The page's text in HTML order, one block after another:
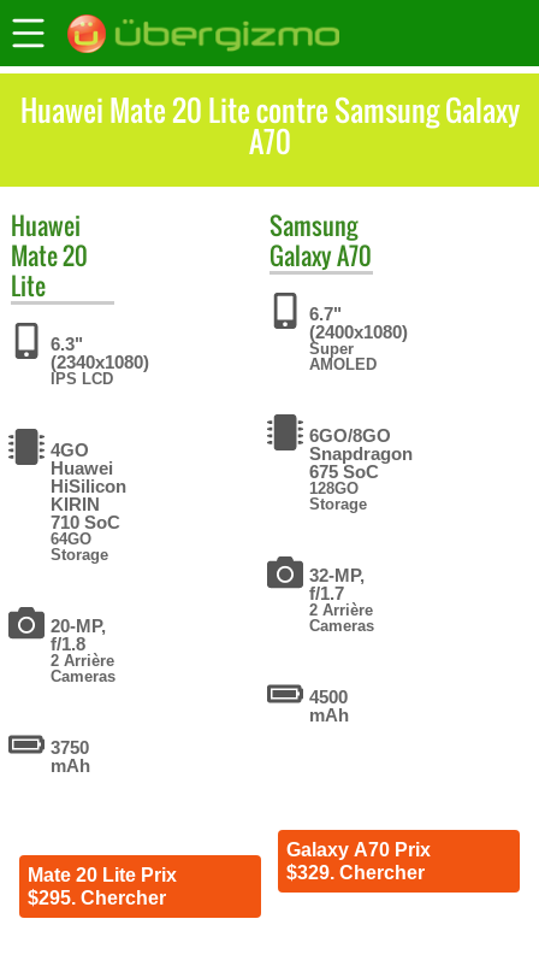
Huawei Mate 20 Lite contre Samsung Galaxy
A70
Huawei
Mate 20
Lite
6.3"
(2340x1080)
IPS LCD
4GO
Huawei
HiSilicon
KIRIN
710 SoC
64GO
Storage
20-MP,
f/1.8
2 Arrière
Cameras
3750
mAh
Mate 20 Lite Prix
$295. Chercher
Samsung
Galaxy A70
6.7"
(2400x1080)
Super
AMOLED
6GO/8GO
Snapdragon
675 SoC
128GO
Storage
32-MP,
f/1.7
2 Arrière
Cameras
4500
mAh
Galaxy A70 Prix
$329. Chercher